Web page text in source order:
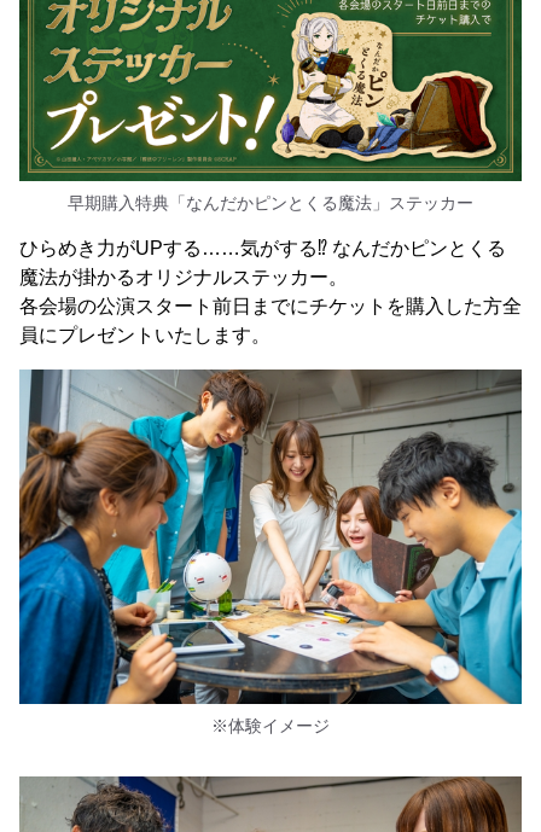
早期購入特典「なんだかピンとくる魔法」ステッカー
ひらめき力がUPする……気がする⁉ なんだかピンとくる
魔法が掛かるオリジナルステッカー。
各会場の公演スタート前日までにチケットを購入した方全
員にプレゼントいたします。
※体験イメージ